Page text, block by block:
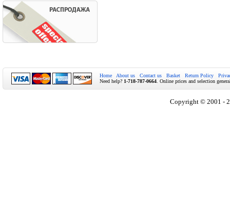
Home About us Contact us Basket Return Policy
Need help? 1-718-787-0664 . Online prices and selection
Copyright © 2001 -